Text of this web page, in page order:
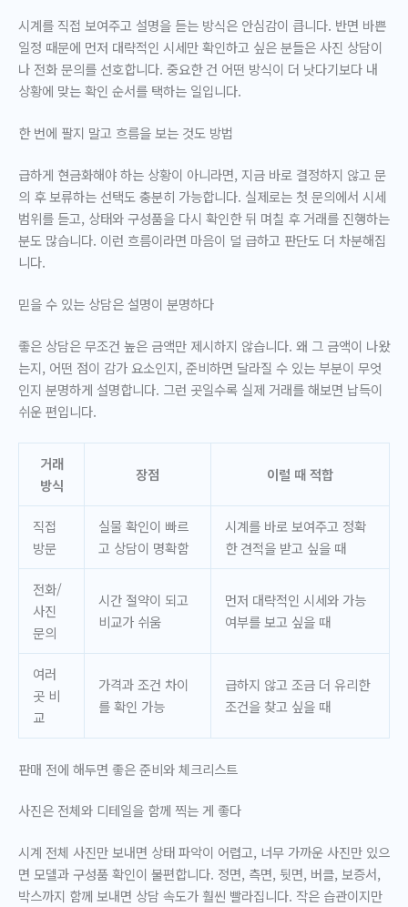
시계를 직접 보여주고 설명을 듣는 방식은 안심감이 큽니다. 반면 바쁜
일정 때문에 먼저 대략적인 시세만 확인하고 싶은 분들은 사진 상담이
나 전화 문의를 선호합니다. 중요한 건 어떤 방식이 더 낫다기보다 내
상황에 맞는 확인 순서를 택하는 일입니다.
한 번에 팔지 말고 흐름을 보는 것도 방법
급하게 현금화해야 하는 상황이 아니라면, 지금 바로 결정하지 않고 문
의 후 보류하는 선택도 충분히 가능합니다. 실제로는 첫 문의에서 시세
범위를 듣고, 상태와 구성품을 다시 확인한 뒤 며칠 후 거래를 진행하는
분도 많습니다. 이런 흐름이라면 마음이 덜 급하고 판단도 더 차분해집
니다.
믿을 수 있는 상담은 설명이 분명하다
좋은 상담은 무조건 높은 금액만 제시하지 않습니다. 왜 그 금액이 나왔
는지, 어떤 점이 감가 요소인지, 준비하면 달라질 수 있는 부분이 무엇
인지 분명하게 설명합니다. 그런 곳일수록 실제 거래를 해보면 납득이
쉬운 편입니다.
거래
방식
장점 이럴 때 적합
직접
방문
실물 확인이 빠르
고 상담이 명확함
시계를 바로 보여주고 정확
한 견적을 받고 싶을 때
전화/
사진
문의
시간 절약이 되고
비교가 쉬움
먼저 대략적인 시세와 가능
여부를 보고 싶을 때
여러
곳 비
교
가격과 조건 차이
를 확인 가능
급하지 않고 조금 더 유리한
조건을 찾고 싶을 때
판매 전에 해두면 좋은 준비와 체크리스트
사진은 전체와 디테일을 함께 찍는 게 좋다
시계 전체 사진만 보내면 상태 파악이 어렵고, 너무 가까운 사진만 있으
면 모델과 구성품 확인이 불편합니다. 정면, 측면, 뒷면, 버클, 보증서,
박스까지 함께 보내면 상담 속도가 훨씬 빨라집니다. 작은 습관이지만